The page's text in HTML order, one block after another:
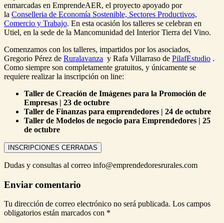
enmarcadas en EmprendeAER, el proyecto apoyado por
la Conselleria de Economía Sostenible, Sectores Productivos,
Comercio y Trabajo. En esta ocasión los talleres se celebran en
Utiel, en la sede de la Mancomunidad del Interior Tierra del Vino.
Comenzamos con los talleres, impartidos por los asociados,
Gregorio Pérez de Ruralavanza y Rafa Villarraso de PilafEstudio .
Como siempre son completamente gratuitos, y únicamente se
requiere realizar la inscripción on line:
Taller de Creación de Imágenes para la Promoción de
Empresas | 23 de octubre
Taller de Finanzas para emprendedores | 24 de octubre
Taller de Modelos de negocio para Emprendedores | 25
de octubre
Dudas y consultas al correo info@emprendedoresrurales.com
Enviar comentario
Tu dirección de correo electrónico no será publicada. Los campos
obligatorios están marcados con *